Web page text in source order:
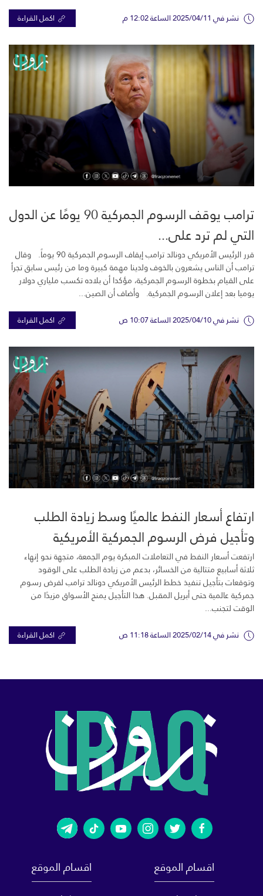
نشر في 2025/04/11 الساعة 12:02 م اكمل القراءة
ترامب يوقف الرسوم الجمركية 90 يومًا عن الدول
التي لم ترد على...
قرر الرئيس الأمريكي دونالد ترامب إيقاف الرسوم الجمركية 90 يوماً. وقال
ترامب أن الناس يشعرون بالخوف ولدينا مهمة كبيرة وما من رئيس سابق تجرأ
على القيام بخطوة الرسوم الجمركية، مؤكدا أن بلاده تكسب ملياري دولار
يوميا بعد إعلان الرسوم الجمركية. وأضاف أن الصين...
نشر في 2025/04/10 الساعة 10:07 ص اكمل القراءة
ارتفاع أسعار النفط عالميًا وسط زيادة الطلب
وتأجيل فرض الرسوم الجمركية الأمريكية
ارتفعت أسعار النفط في التعاملات المبكرة يوم الجمعة، متجهة نحو إنهاء
ثلاثة أسابيع متتالية من الخسائر، بدعم من زيادة الطلب على الوقود
وتوقعات بتأجيل تنفيذ خطط الرئيس الأمريكي دونالد ترامب لفرض رسوم
جمركية عالمية حتى أبريل المقبل. هذا التأجيل يمنح الأسواق مزيدًا من
الوقت لتجنب...
نشر في 2025/02/14 الساعة 11:18 ص اكمل القراءة
اقسام الموقع اقسام الموقع